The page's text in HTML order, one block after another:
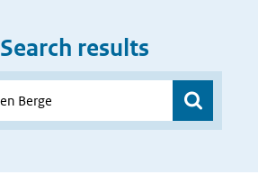
Search results